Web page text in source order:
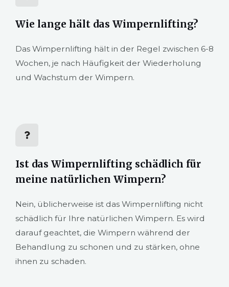
Wie lange hält das Wimpernlifting?
Das Wimpernlifting hält in der Regel zwischen 6-8
Wochen, je nach Häufigkeit der Wiederholung
und Wachstum der Wimpern.
Ist das Wimpernlifting schädlich für
meine natürlichen Wimpern?
Nein, üblicherweise ist das Wimpernlifting nicht
schädlich für Ihre natürlichen Wimpern. Es wird
darauf geachtet, die Wimpern während der
Behandlung zu schonen und zu stärken, ohne
ihnen zu schaden.